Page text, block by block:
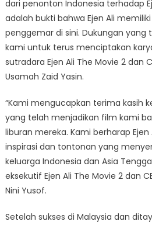
dari penonton Indonesia terhadap
adalah bukti bahwa Ejen Ali
penggemar di sini. Dukungan
kami untuk terus menciptakan
sutradara Ejen Ali The Movie 2 dan
Usamah Zaid Yasin.
“Kami mengucapkan terima kasih
yang telah menjadikan film kami
liburan mereka. Kami berharap
inspirasi dan tontonan yang
keluarga Indonesia dan Asia
eksekutif Ejen Ali The Movie 2 dan
Nini Yusof.
Setelah sukses di Malaysia dan